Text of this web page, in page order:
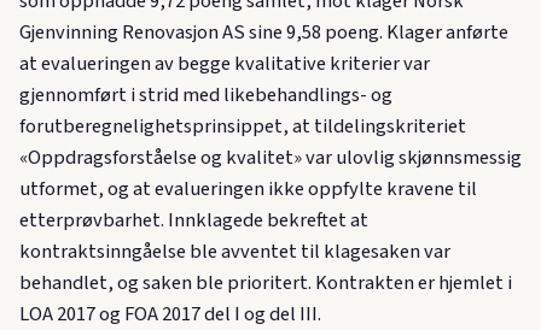
Gjenvinning Renovasjon AS sine 9,58 poeng. Klager anførte
at evalueringen av begge kvalitative kriterier var
gjennomført i strid med likebehandlings- og
forutberegnelighetsprinsippet, at tildelingskriteriet
«Oppdragsforståelse og kvalitet» var ulovlig skjønnsmessig
utformet, og at evalueringen ikke oppfylte kravene til
etterprøvbarhet. Innklagede bekreftet at
kontraktsinngåelse ble avventet til klagesaken var
behandlet, og saken ble prioritert. Kontrakten er hjemlet i
LOA 2017 og FOA 2017 del I og del III.